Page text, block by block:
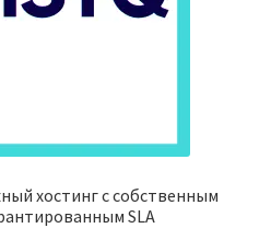
хостинг с собственным
SLA